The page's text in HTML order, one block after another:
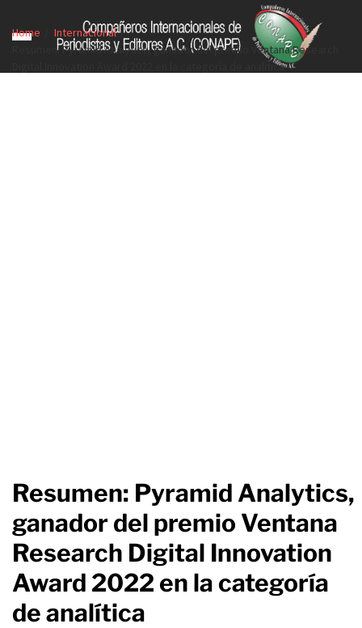
Home
Internacional
Resumen: Pyramid Analytics, ganador del premio Ventana Research
Digital Innovation Award 2022 en la categoría de analítica
Resumen: Pyramid Analytics,
ganador del premio Ventana
Research Digital Innovation
Award 2022 en la categoría
de analítica